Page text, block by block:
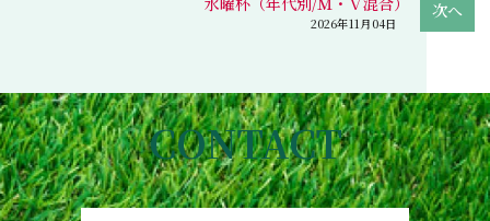
2026年11月04日
CONTACT